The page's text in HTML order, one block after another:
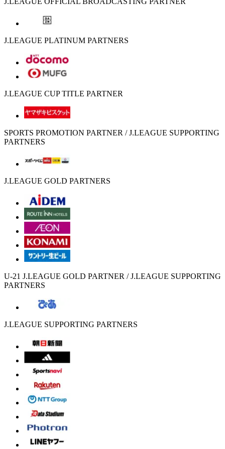
J.LEAGUE PLATINUM PARTNERS
J.LEAGUE CUP TITLE PARTNER
SPORTS PROMOTION PARTNER / J.LEAGUE SUPPORTING
PARTNERS
J.LEAGUE GOLD PARTNERS
U-21 J.LEAGUE GOLD PARTNER / J.LEAGUE SUPPORTING
PARTNERS
J.LEAGUE SUPPORTING PARTNERS